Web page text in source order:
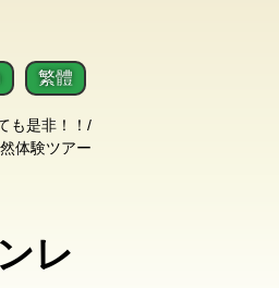
も是非！！/
体験ツアー
繁體
レ